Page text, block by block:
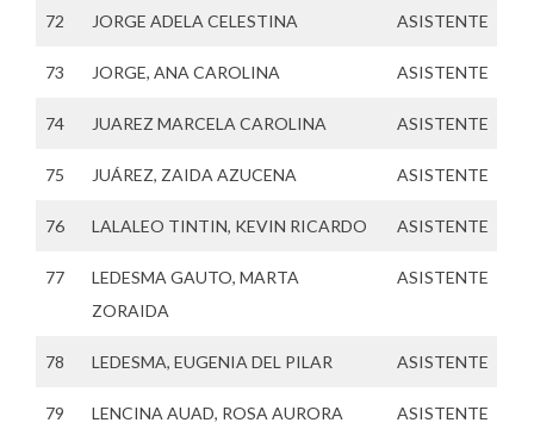
72 JORGE ADELA CELESTINA ASISTENTE
73 JORGE, ANA CAROLINA ASISTENTE
74 JUAREZ MARCELA CAROLINA ASISTENTE
75 JUÁREZ, ZAIDA AZUCENA ASISTENTE
76 LALALEO TINTIN, KEVIN RICARDO ASISTENTE
77
LEDESMA GAUTO, MARTA
ZORAIDA
ASISTENTE
78 LEDESMA, EUGENIA DEL PILAR ASISTENTE
79 LENCINA AUAD, ROSA AURORA ASISTENTE